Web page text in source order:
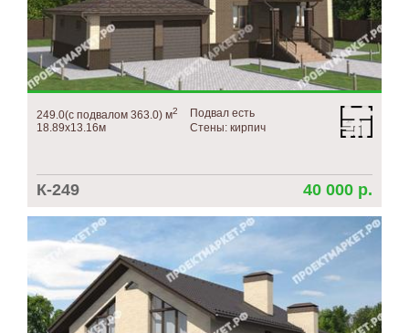
249.0(с подвалом 363.0) м2
18.89х13.16м
Подвал есть
Стены: кирпич
К-249 40 000 р.